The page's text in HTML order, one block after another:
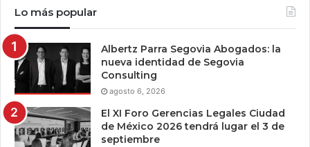
Lo más popular
Albertz Parra Segovia Abogados: la
nueva identidad de Segovia
Consulting
agosto 6, 2026
El XI Foro Gerencias Legales Ciudad
de México 2026 tendrá lugar el 3 de
septiembre